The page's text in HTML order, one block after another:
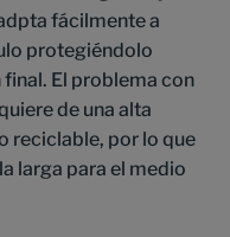
fácilmente a
protegiéndolo
El problema con
de una alta
reciclable, por lo que
larga para el medio